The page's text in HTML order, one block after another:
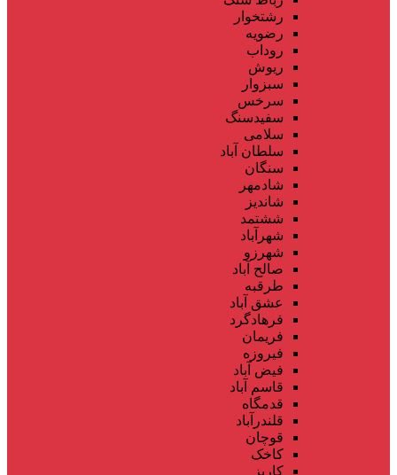
رشتخوار
رضویه
روداب
ریوش
سبزوار
سرخس
سفیدسنگ
سلامی
سلطان آباد
سنگان
شادمهر
شاندیز
ششتمد
شهرآباد
شهرزو
صالح آباد
طرقبه
عشق آباد
فرهادگرد
فریمان
فیروزه
فیض آباد
قاسم آباد
قدمگاه
قلندرآباد
قوچان
کاخک
کاریز